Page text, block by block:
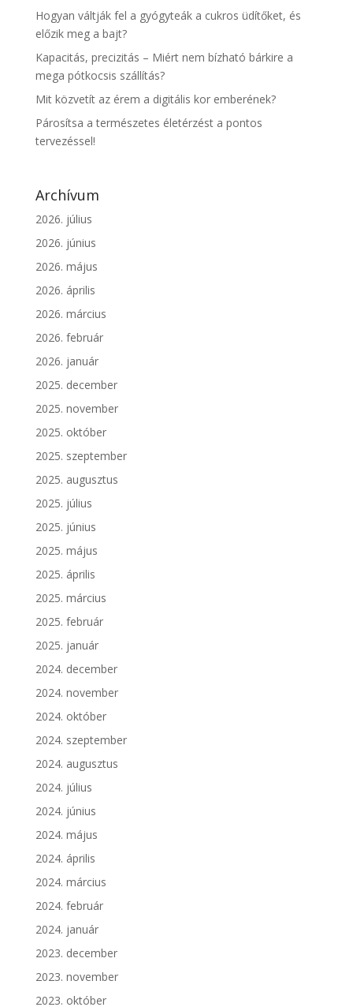
Hogyan váltják fel a gyógyteák a cukros üdítőket, és
előzik meg a bajt?
Kapacitás, precizitás – Miért nem bízható bárkire a
mega pótkocsis szállítás?
Mit közvetít az érem a digitális kor emberének?
Párosítsa a természetes életérzést a pontos
tervezéssel!
Archívum
2026. július
2026. június
2026. május
2026. április
2026. március
2026. február
2026. január
2025. december
2025. november
2025. október
2025. szeptember
2025. augusztus
2025. július
2025. június
2025. május
2025. április
2025. március
2025. február
2025. január
2024. december
2024. november
2024. október
2024. szeptember
2024. augusztus
2024. július
2024. június
2024. május
2024. április
2024. március
2024. február
2024. január
2023. december
2023. november
2023. október